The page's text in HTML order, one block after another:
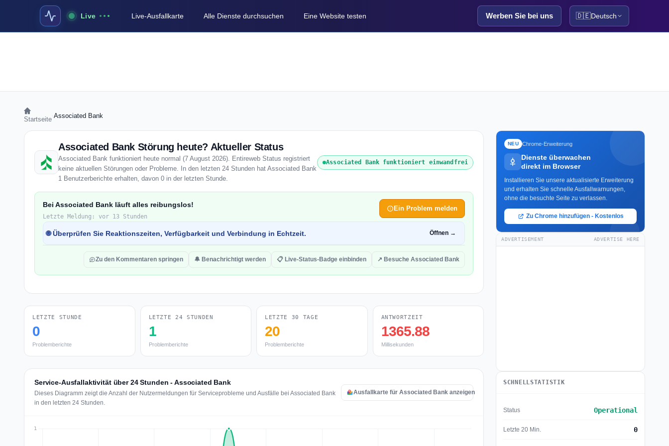
Live Live-Ausfallkarte Alle Dienste durchsuchen Eine Website testen Werben Sie bei uns 🇩🇪Deutsch
Startseite Associated Bank
Associated Bank Störung heute? Aktueller Status
Associated Bank funktioniert heute normal (7 August 2026). Entireweb Status registriert
keine aktuellen Störungen oder Probleme. In den letzten 24 Stunden hat Associated Bank
1 Benutzerberichte erhalten, davon 0 in der letzten Stunde.
Associated Bank funktioniert einwandfrei
Bei Associated Bank läuft alles reibungslos!
Letzte Meldung: vor 13 Stunden
Ein Problem melden
🌐 Überprüfen Sie Reaktionszeiten, Verfügbarkeit und Verbindung in Echtzeit. Öffnen →
Zu den Kommentaren springen 🔔 Benachrichtigt werden 📋 Live-Status-Badge einbinden ↗ Besuche Associated Bank
LETZTE STUNDE
0
Problemberichte
LETZTE 24 STUNDEN
1
Problemberichte
LETZTE 30 TAGE
20
Problemberichte
ANTWORTZEIT
1365.88
Millisekunden
Service-Ausfallaktivität über 24 Stunden - Associated Bank
Dieses Diagramm zeigt die Anzahl der Nutzermeldungen für Serviceprobleme und Ausfälle bei Associated Bank
in den letzten 24 Stunden.
Ausfallkarte für Associated Bank anzeigen
NEU Chrome-Erweiterung
Dienste überwachen
direkt im Browser
Installieren Sie unsere aktualisierte Erweiterung
und erhalten Sie schnelle Ausfallwarnungen,
ohne die besuchte Seite zu verlassen.
Zu Chrome hinzufügen - Kostenlos
ADVERTISEMENT ADVERTISE HERE
SCHNELLSTATISTIK
Status Operational
Letzte 20 Min. 0